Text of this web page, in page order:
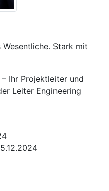
Wesentliche. Stark mit
Ihr Projektleiter und
Leiter Engineering